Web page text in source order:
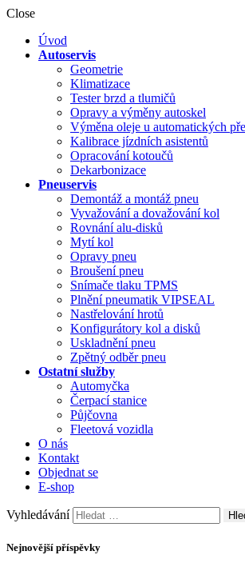
Close
Úvod
Autoservis
Geometrie
Klimatizace
Tester brzd a tlumičů
Opravy a výměny autoskel
Výměna oleje u automatických
Kalibrace jízdních asistentů
Opracování kotoučů
Dekarbonizace
Pneuservis
Demontáž a montáž pneu
Vyvažování a dovažování kol
Rovnání alu-disků
Mytí kol
Opravy pneu
Broušení pneu
Snímače tlaku TPMS
Plnění pneumatik VIPSEAL
Nastřelování hrotů
Konfigurátory kol a disků
Uskladnění pneu
Zpětný odběr pneu
Ostatní služby
Automyčka
Čerpací stanice
Půjčovna
Fleetová vozidla
O nás
Kontakt
Objednat se
E-shop
Vyhledávání
Nejnovější příspěvky